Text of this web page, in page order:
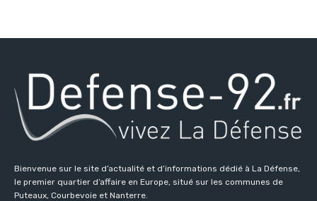
Bienvenue sur le site d’actualité et d’informations dédié à La Défense,
le premier quartier d’affaire en Europe, situé sur les communes de
Puteaux, Courbevoie et Nanterre.